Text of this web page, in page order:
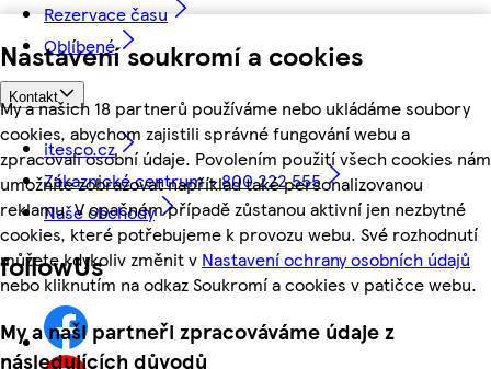
Nastavení soukromí a cookies
My a našich 18 partnerů používáme nebo ukládáme soubory
cookies, abychom zajistili správné fungování webu a
zpracovali osobní údaje. Povolením použití všech cookies nám
umožníte zobrazovat například také personalizovanou
reklamu. V opačném případě zůstanou aktivní jen nezbytné
cookies, které potřebujeme k provozu webu. Své rozhodnutí
můžete kdykoliv změnit v Nastavení ochrany osobních údajů
nebo kliknutím na odkaz Soukromí a cookies v patičce webu.
My a naši partneři zpracováváme údaje z
následujících důvodů
Rezervace času
Oblíbené
Kontakt
itesco.cz
Zákaznické centrum - 800 222 555
Naše obchody
followUs